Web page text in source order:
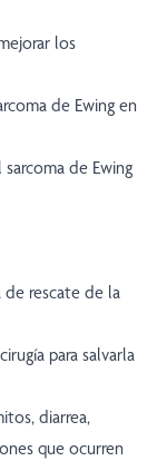
los
de Ewing en
de Ewing
rescate de la
para salvarla
diarrea,
que ocurren